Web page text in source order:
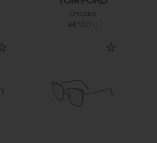
Оправа
44 500 ₽